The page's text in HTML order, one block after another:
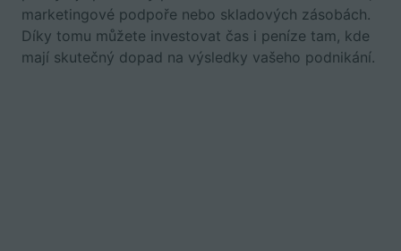
marketingové podpoře nebo skladových zásobách.
Díky tomu můžete investovat čas i peníze tam, kde
mají skutečný dopad na výsledky vašeho podnikání.